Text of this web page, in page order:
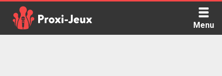
content
Menu